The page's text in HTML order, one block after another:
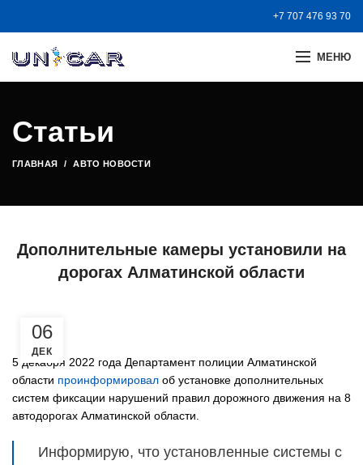
+7 707 476 93 70
МЕНЮ
Статьи
ГЛАВНАЯ АВТО НОВОСТИ
Дополнительные камеры установили на
дорогах Алматинской области
06
ДЕК
5 декабря 2022 года Департамент полиции Алматинской
области проинформировал об установке дополнительных
систем фиксации нарушений правил дорожного движения на 8
автодорогах Алматинской области.
Информирую, что установленные системы с